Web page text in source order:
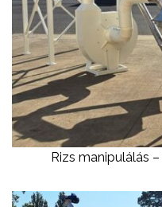
Rizs manipulálás